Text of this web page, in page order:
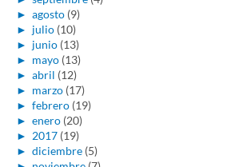
► agosto (9)
► julio (10)
► junio (13)
► mayo (13)
► abril (12)
► marzo (17)
► febrero (19)
► enero (20)
► 2017 (19)
► diciembre (5)